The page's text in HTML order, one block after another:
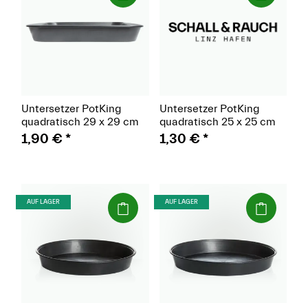
entscheidender Bedeutung, da verschiedene Pflanzen
unterschiedliche Anforderungen haben. Einige benötigen
möglicherweise eine tiefere Basis, um mehr Wasser zu
Insgesamt sind Untersetzer ein unauffälliges, aber
unverzichtbares Werkzeug für jeden Indoor-Züchter, der
Wert auf eine effiziente Bewässerung, den Schutz seiner
Anbauflächen und das Wohlbefinden seiner Pflanzen legt.
Untersetzer PotKing
quadratisch 29 x 29 cm
1,90 € *
Untersetzer PotKing
quadratisch 25 x 25 cm
1,30 € *
AUF LAGER (Paket) AUF LAGER (Paket)